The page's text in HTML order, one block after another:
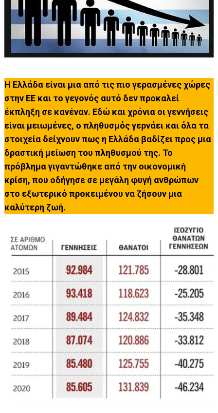
Η Ελλάδα είναι μια από τις πιο γερασμένες χώρες
στην ΕΕ και το γεγονός αυτό δεν προκαλεί
έκπληξη σε κανέναν. Εδώ και χρόνια οι γεννήσεις
είναι μειωμένες, ο πληθυσμός γερνάει και όλα τα
στοιχεία δείχνουν πως η Ελλάδα βαδίζει προς μια
δραστική μείωση του πληθυσμού της. Το
πρόβλημα γιγαντώθηκε από την οικονομική
κρίση, που οδήγησε σε μεγάλη φυγή ανθρώπων
στο εξωτερικό προκειμένου να ζήσουν μια
καλύτερη ζωή.